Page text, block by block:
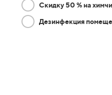
Скидку 50 % на
Дезинфекция